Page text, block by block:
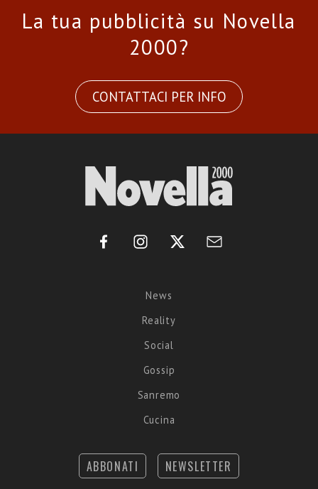
La tua pubblicità su Novella
2000?
CONTATTACI PER INFO
News
Reality
Social
Gossip
Sanremo
Cucina
ABBONATI NEWSLETTER